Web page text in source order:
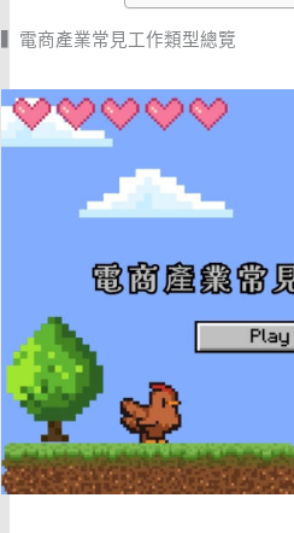
▍電商產業常見工作類型總覽